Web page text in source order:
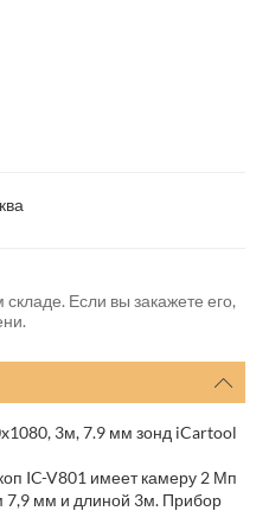
Если вы закажете его,
3м, 7.9 мм зонд iCartool
IC-V801 имеет камеру 2 Мп
7,9 мм и длиной 3м. Прибор